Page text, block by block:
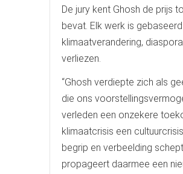
De jury kent Ghosh de prijs
bevat. Elk werk is
klimaatverandering,
verliezen.
“Ghosh verdiepte zich als
die ons
verleden een onzekere
klimaatcrisis een
begrip en verbeelding
propageert daarmee een